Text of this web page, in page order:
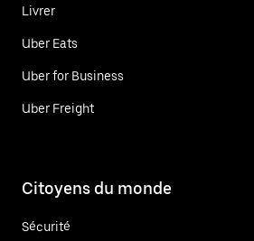
Livrer
Uber Eats
Uber for Business
Uber Freight
Citoyens du monde
Sécurité